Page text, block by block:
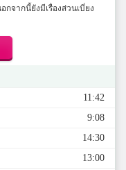
จากนี้ยังมีเรื่องส่วนเบี่ยง
11:42
9:08
14:30
13:00